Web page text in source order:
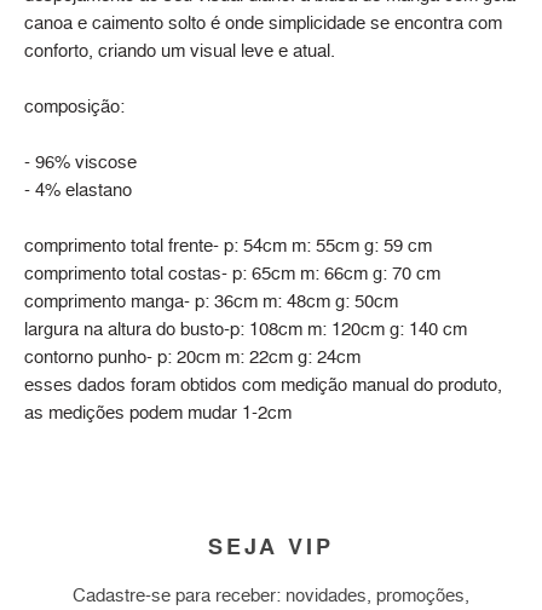
canoa e caimento solto é onde simplicidade se encontra com
conforto, criando um visual leve e atual.
composição:
- 96% viscose
- 4% elastano
comprimento total frente- p: 54cm m: 55cm g: 59 cm
comprimento total costas- p: 65cm m: 66cm g: 70 cm
comprimento manga- p: 36cm m: 48cm g: 50cm
largura na altura do busto-p: 108cm m: 120cm g: 140 cm
contorno punho- p: 20cm m: 22cm g: 24cm
esses dados foram obtidos com medição manual do produto,
as medições podem mudar 1-2cm
SEJA VIP
Cadastre-se para receber: novidades, promoções,